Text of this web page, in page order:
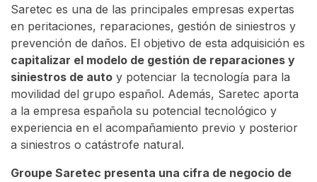
Saretec es una de las principales empresas expertas
en peritaciones, reparaciones, gestión de siniestros y
prevención de daños. El objetivo de esta adquisición es
capitalizar el modelo de gestión de reparaciones y
siniestros de auto y potenciar la tecnología para la
movilidad del grupo español. Además, Saretec aporta
a la empresa española su potencial tecnológico y
experiencia en el acompañamiento previo y posterior
a siniestros o catástrofe natural.
Groupe Saretec presenta una cifra de negocio de